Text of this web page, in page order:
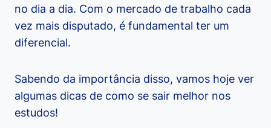
no dia a dia. Com o mercado de trabalho cada
vez mais disputado, é fundamental ter um
diferencial.
Sabendo da importância disso, vamos hoje ver
algumas dicas de como se sair melhor nos
estudos!